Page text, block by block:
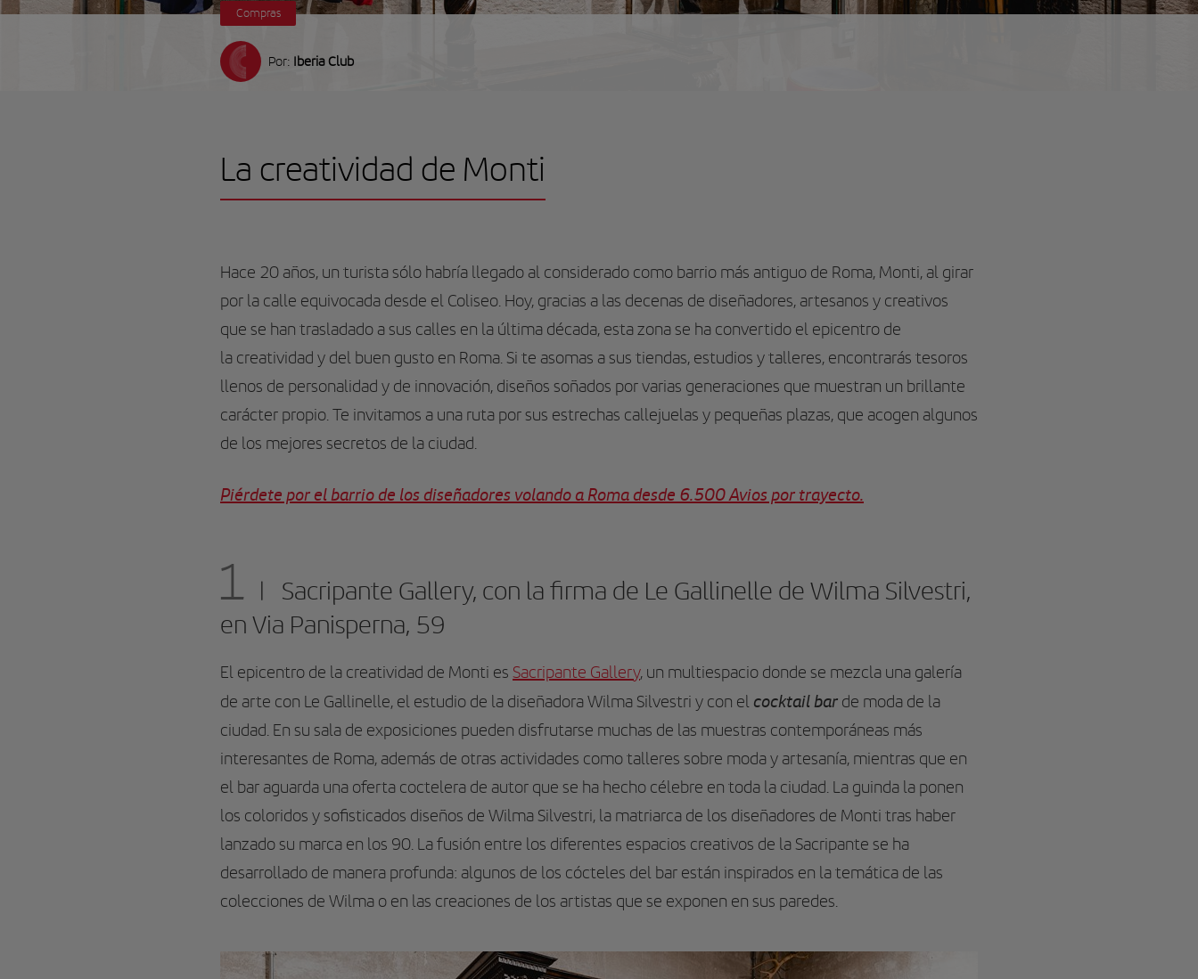
Compras
Por: Iberia Club
La creatividad de Monti
Hace 20 años, un turista sólo habría llegado al considerado como barrio más antiguo de Roma, Monti, al girar
por la calle equivocada desde el Coliseo. Hoy, gracias a las decenas de diseñadores, artesanos y creativos
que se han trasladado a sus calles en la última década, esta zona se ha convertido el epicentro de
la creatividad y del buen gusto en Roma. Si te asomas a sus tiendas, estudios y talleres, encontrarás tesoros
llenos de personalidad y de innovación, diseños soñados por varias generaciones que muestran un brillante
carácter propio.Te invitamos a una ruta por sus estrechas callejuelas y pequeñas plazas, que acogen algunos
de los mejores secretos de la ciudad.
Piérdete por el barrio de los diseñadores volando a Roma desde 6.500 Avios por trayecto.
1
Sacripante Gallery, con la firma de Le Gallinelle de Wilma Silvestri,
en Via Panisperna, 59
El epicentro de la creatividad de Monti es Sacripante Gallery, un multiespacio donde se mezcla una galería
de arte con Le Gallinelle, el estudio de la diseñadora Wilma Silvestri y con el cocktail bar de moda de la
ciudad. En su sala de exposiciones pueden disfrutarse muchas de las muestras contemporáneas más
interesantes de Roma, además de otras actividades como talleres sobre moda y artesanía, mientras que en
el bar aguarda una oferta coctelera de autor que se ha hecho célebre en toda la ciudad. La guinda la ponen
los coloridos y sofisticados diseños de Wilma Silvestri, la matriarca de los diseñadores de Monti tras haber
lanzado su marca en los 90. La fusión entre los diferentes espacios creativos de la Sacripante se ha
desarrollado de manera profunda: algunos de los cócteles del bar están inspirados en la temática de las
colecciones de Wilma o en las creaciones de los artistas que se exponen en sus paredes.